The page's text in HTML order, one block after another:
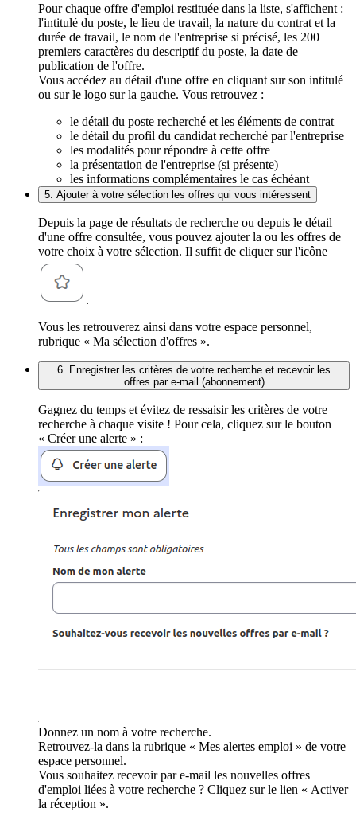
Pour chaque offre d'emploi restituée dans la liste, s'affichent :
l'intitulé du poste, le lieu de travail, la nature du contrat et la
durée de travail, le nom de l'entreprise si précisé, les 200
premiers caractères du descriptif du poste, la date de
publication de l'offre.
Vous accédez au détail d'une offre en cliquant sur son intitulé
ou sur le logo sur la gauche. Vous retrouvez :
le détail du poste recherché et les éléments de contrat
le détail du profil du candidat recherché par l'entreprise
les modalités pour répondre à cette offre
la présentation de l'entreprise (si présente)
les informations complémentaires le cas échéant
5. Ajouter à votre sélection les offres qui vous intéressent
Depuis la page de résultats de recherche ou depuis le détail
d'une offre consultée, vous pouvez ajouter la ou les offres de
votre choix à votre sélection. Il suffit de cliquer sur l'icône
.
Vous les retrouverez ainsi dans votre espace personnel,
rubrique « Ma sélection d'offres ».
6. Enregistrer les critères de votre recherche et recevoir les
offres par e-mail (abonnement)
Gagnez du temps et évitez de ressaisir les critères de votre
recherche à chaque visite ! Pour cela, cliquez sur le bouton
« Créer une alerte » :
Donnez un nom à votre recherche.
Retrouvez-la dans la rubrique « Mes alertes emploi » de votre
espace personnel.
Vous souhaitez recevoir par e-mail les nouvelles offres
d'emploi liées à votre recherche ? Cliquez sur le lien « Activer
la réception ».